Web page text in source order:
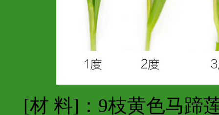
[材 料]：9枝黄色马蹄